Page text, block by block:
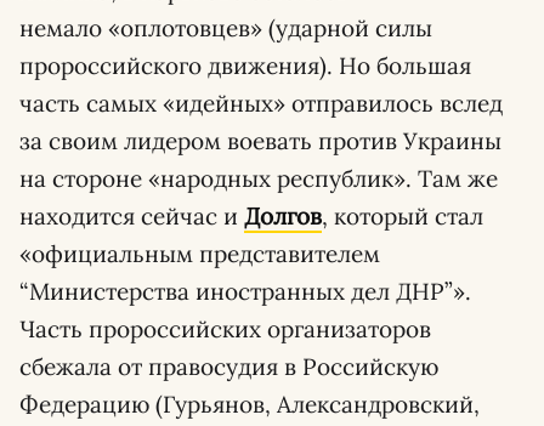
немало «оплотовцев» (ударной силы
пророссийского движения). Но большая
часть самых «идейных» отправилось вслед
за своим лидером воевать против Украины
на стороне «народных республик». Там же
находится сейчас и Долгов, который стал
«официальным представителем
“Министерства иностранных дел ДНР”».
Часть пророссийских организаторов
сбежала от правосудия в Российскую
Федерацию (Гурьянов, Александровский,